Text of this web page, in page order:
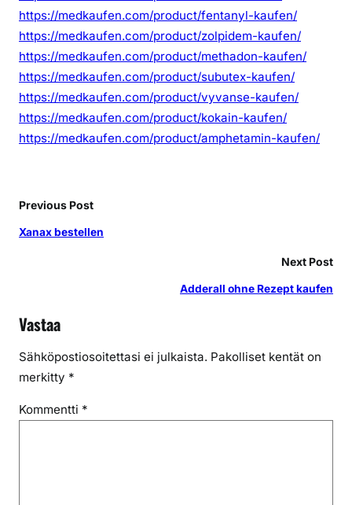
https://medkaufen.com/product/fentanyl-kaufen/
https://medkaufen.com/product/zolpidem-kaufen/
https://medkaufen.com/product/methadon-kaufen/
https://medkaufen.com/product/subutex-kaufen/
https://medkaufen.com/product/vyvanse-kaufen/
https://medkaufen.com/product/kokain-kaufen/
https://medkaufen.com/product/amphetamin-kaufen/
Previous Post
Xanax bestellen
Next Post
Adderall ohne Rezept kaufen
Vastaa
Sähköpostiosoitettasi ei julkaista. Pakolliset kentät on
merkitty *
Kommentti *